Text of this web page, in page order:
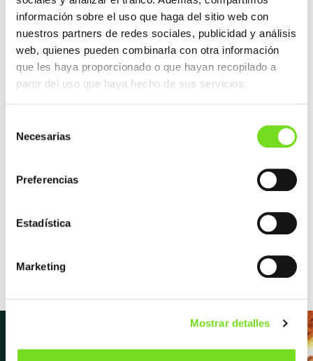
información sobre el uso que haga del sitio web con
nuestros partners de redes sociales, publicidad y análisis
web, quienes pueden combinarla con otra información
que les haya proporcionado o que hayan recopilado a
partir del uso que haya hecho de sus servicios.
Necesarias
Preferencias
Estadística
Marketing
Mostrar detalles
este evento, se ha animado a las empresas
asociadas de País Vasco a acudir con un
stand particular. Según la información que
nos consta, dos empresas asociadas
participarán en este evento, además de la
FEAF.